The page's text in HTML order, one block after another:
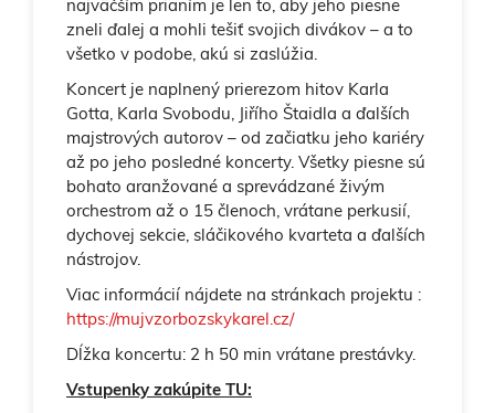
najväčším prianím je len to, aby jeho piesne
zneli ďalej a mohli tešiť svojich divákov – a to
všetko v podobe, akú si zaslúžia.
Koncert je naplnený prierezom hitov Karla
Gotta, Karla Svobodu, Jiřího Štaidla a ďalších
majstrových autorov – od začiatku jeho kariéry
až po jeho posledné koncerty. Všetky piesne sú
bohato aranžované a sprevádzané živým
orchestrom až o 15 členoch, vrátane perkusií,
dychovej sekcie, sláčikového kvarteta a ďalších
nástrojov.
Viac informácií nájdete na stránkach projektu :
https://mujvzorbozskykarel.cz/
Dĺžka koncertu: 2 h 50 min vrátane prestávky.
Vstupenky zakúpite TU: